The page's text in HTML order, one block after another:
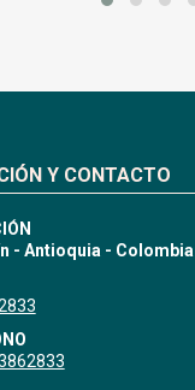
Y CONTACTO
- Antioquia - Colombia